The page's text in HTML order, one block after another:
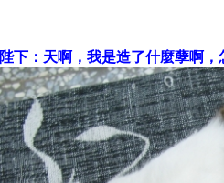
下：天啊，我是造了什麼孽啊